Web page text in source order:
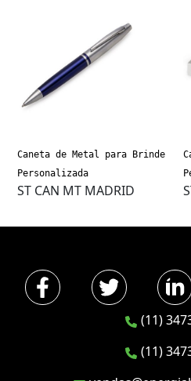
Caneta de Metal para Brinde
Personalizada
ST CAN MT MADRID
(11)
(11)